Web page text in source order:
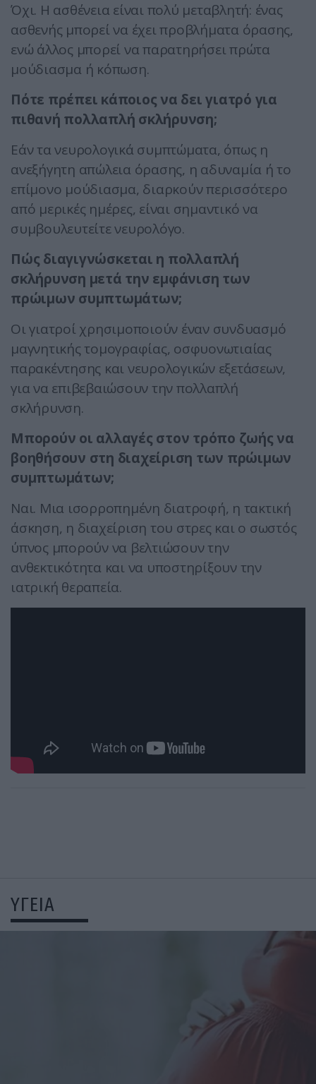
Όχι. Η ασθένεια είναι πολύ μεταβλητή: ένας
ασθενής μπορεί να έχει προβλήματα όρασης,
ενώ άλλος μπορεί να παρατηρήσει πρώτα
μούδιασμα ή κόπωση.
Πότε πρέπει κάποιος να δει γιατρό για
πιθανή πολλαπλή σκλήρυνση;
Εάν τα νευρολογικά συμπτώματα, όπως η
ανεξήγητη απώλεια όρασης, η αδυναμία ή το
επίμονο μούδιασμα, διαρκούν περισσότερο
από μερικές ημέρες, είναι σημαντικό να
συμβουλευτείτε νευρολόγο.
Πώς διαγιγνώσκεται η πολλαπλή
σκλήρυνση μετά την εμφάνιση των
πρώιμων συμπτωμάτων;
Οι γιατροί χρησιμοποιούν έναν συνδυασμό
μαγνητικής τομογραφίας, οσφυονωτιαίας
παρακέντησης και νευρολογικών εξετάσεων,
για να επιβεβαιώσουν την πολλαπλή
σκλήρυνση.
Μπορούν οι αλλαγές στον τρόπο ζωής να
βοηθήσουν στη διαχείριση των πρώιμων
συμπτωμάτων;
Ναι. Μια ισορροπημένη διατροφή, η τακτική
άσκηση, η διαχείριση του στρες και ο σωστός
ύπνος μπορούν να βελτιώσουν την
ανθεκτικότητα και να υποστηρίξουν την
ιατρική θεραπεία.
ΥΓΕΙΑ